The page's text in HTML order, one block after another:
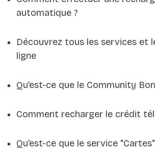
automatique ?
Découvrez tous les services et
ligne
Qu'est-ce que le Community
Comment recharger le crédit
Qu'est-ce que le service